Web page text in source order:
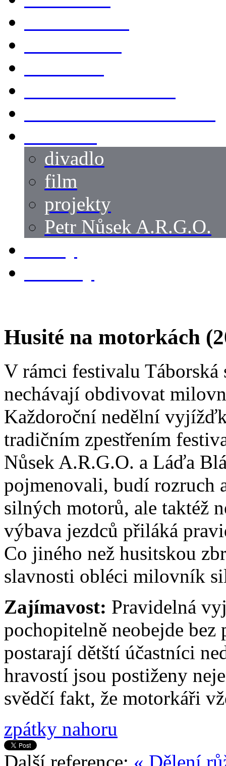
divadlo
film
projekty
Petr Nůsek A.R.G.O.
Husité na motorkách
V rámci festivalu Táborská
nechávají obdivovat
Každoroční nedělní
tradičním zpestřením
Nůsek A.R.G.O. a Láďa
pojmenovali, budí rozruch
silných motorů, ale taktéž
výbava jezdců přiláká
Co jiného než husitskou
slavnosti obléci milovník
Zajímavost: Pravidelná
pochopitelně neobejde bez
postarají dětští účastníci
hravostí jsou postiženy
svědčí fakt, že motorkáři
zpátky nahoru
Další reference: « Dělení